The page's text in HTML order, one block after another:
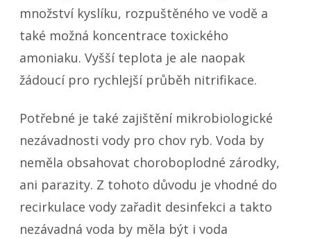
množství kyslíku, rozpuštěného ve vodě a
také možná koncentrace toxického
amoniaku. Vyšší teplota je ale naopak
žádoucí pro rychlejší průběh nitrifikace.
Potřebné je také zajištění mikrobiologické
nezávadnosti vody pro chov ryb. Voda by
neměla obsahovat choroboplodné zárodky,
ani parazity. Z tohoto důvodu je vhodné do
recirkulace vody zařadit desinfekci a takto
nezávadná voda by měla být i voda